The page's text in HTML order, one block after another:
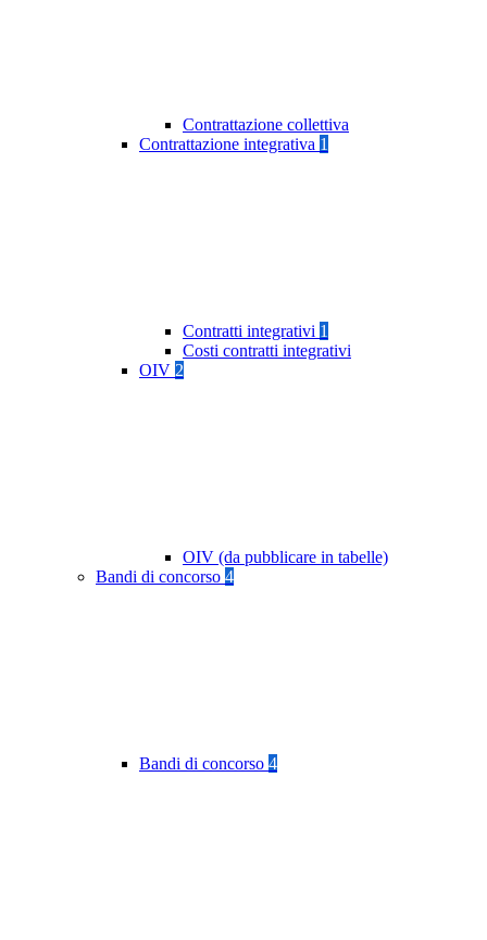
Contrattazione collettiva
Contrattazione integrativa 1
Contratti integrativi 1
Costi contratti integrativi
OIV 2
OIV (da pubblicare in tabelle)
Bandi di concorso 4
Bandi di concorso 4